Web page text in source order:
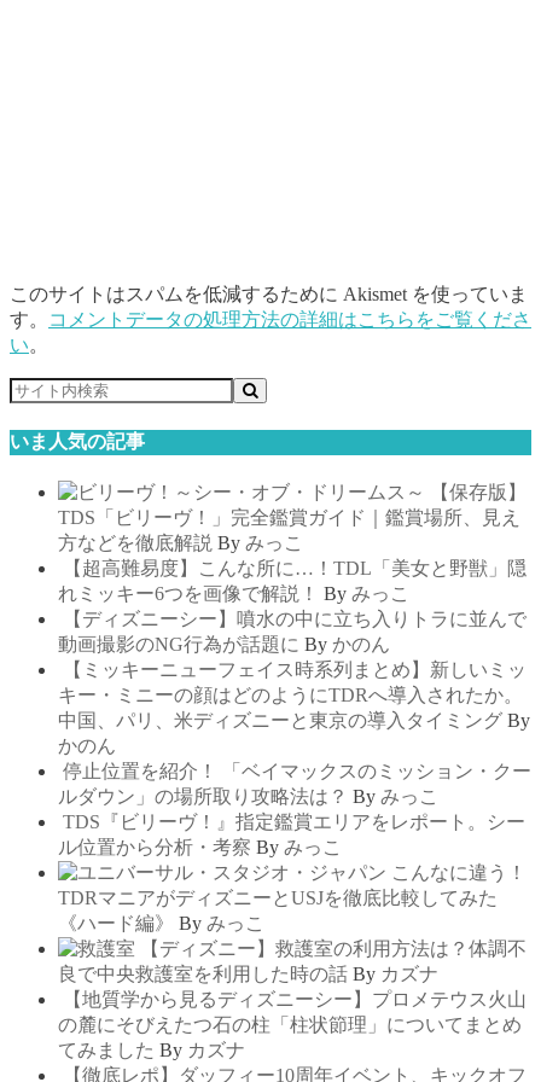
このサイトはスパムを低減するために Akismet を使っていま
す。
コメントデータの処理方法の詳細はこちらをご覧くださ
い。
いま人気の記事
【保存版】
TDS「ビリーヴ！」完全鑑賞ガイド｜鑑賞場所、見え
方などを徹底解説 By みっこ
【超高難易度】こんな所に…！TDL「美女と野獣」隠
れミッキー6つを画像で解説！
By みっこ
【ディズニーシー】噴水の中に立ち入りトラに並んで
動画撮影のNG行為が話題に By かのん
【ミッキーニューフェイス時系列まとめ】新しいミッ
キー・ミニーの顔はどのようにTDRへ導入されたか。
中国、パリ、米ディズニーと東京の導入タイミング By
かのん
停止位置を紹介！ 「ベイマックスのミッション・クー
ルダウン」の場所取り攻略法は？ By みっこ
TDS『ビリーヴ！』指定鑑賞エリアをレポート。シー
ル位置から分析・考察 By みっこ
こんなに違う！
TDRマニアがディズニーとUSJを徹底比較してみた
《ハード編》
By みっこ
【ディズニー】救護室の利用方法は？体調不
良で中央救護室を利用した時の話 By カズナ
【地質学から見るディズニーシー】プロメテウス火山
の麓にそびえたつ石の柱「柱状節理」についてまとめ
てみました By カズナ
【徹底レポ】ダッフィー10周年イベント、キックオフ